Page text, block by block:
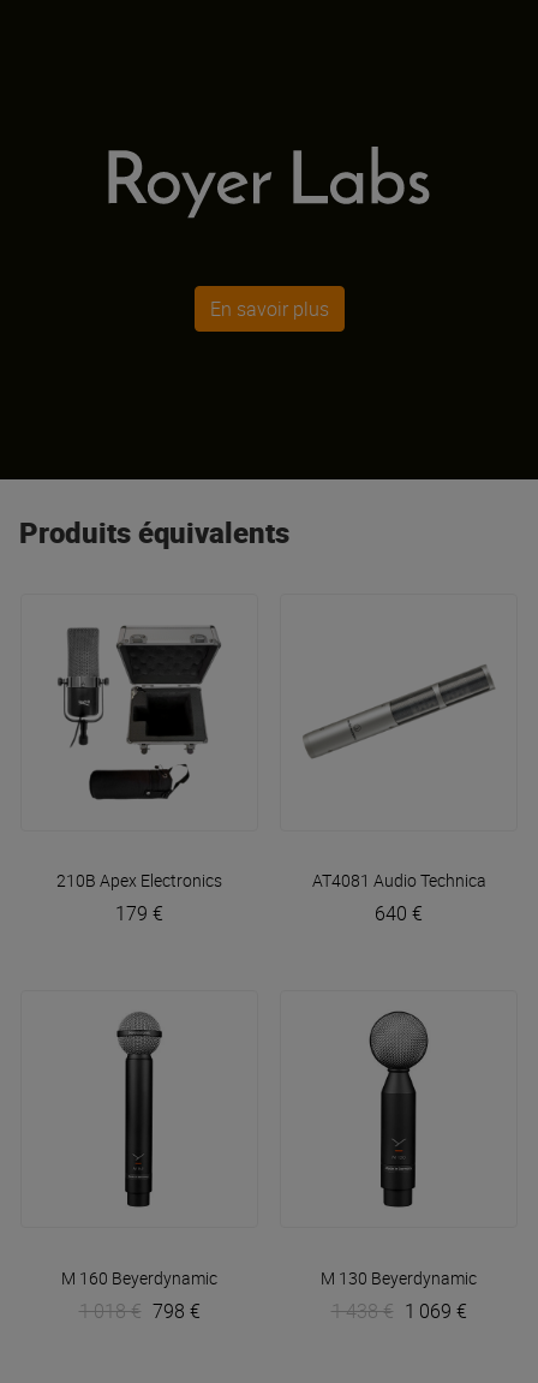
En savoir plus
Produits équivalents
210B Apex Electronics
179 €
AT4081 Audio Technica
640 €
M 160 Beyerdynamic
1 018 € 798 €
M 130 Beyerdynamic
1 438 € 1 069 €